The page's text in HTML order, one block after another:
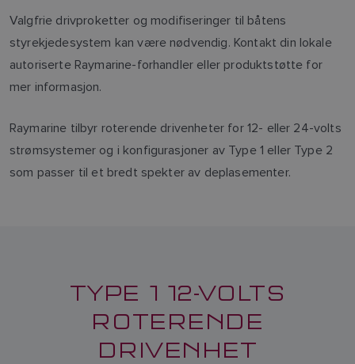
Valgfrie drivproketter og modifiseringer til båtens
styrekjedesystem kan være nødvendig. Kontakt din lokale
autoriserte Raymarine-forhandler eller produktstøtte for
mer informasjon.
Raymarine tilbyr roterende drivenheter for 12- eller 24-volts
strømsystemer og i konfigurasjoner av Type 1 eller Type 2
som passer til et bredt spekter av deplasementer.
TYPE 1 12-VOLTS
ROTERENDE
DRIVENHET